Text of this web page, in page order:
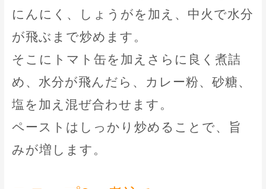
にんにく、しょうがを加え、中火で水分
が飛ぶまで炒めます。
そこにトマト缶を加えさらに良く煮詰
め、水分が飛んだら、カレー粉、砂糖、
塩を加え混ぜ合わせます。
ペーストはしっかり炒めることで、旨
みが増します。